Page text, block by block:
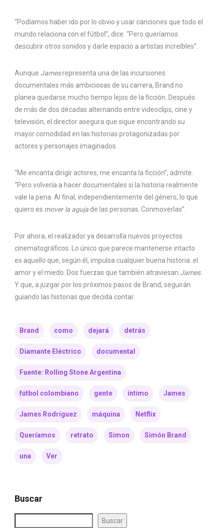
“Podíamos haber ido por lo obvio y usar canciones que todo el
mundo relaciona con el fútbol”, dice. “Pero queríamos
descubrir otros sonidos y darle espacio a artistas increíbles”.
Aunque Jamesrepresenta una de las incursiones
documentales más ambiciosas de su carrera, Brand no
planea quedarse mucho tiempo lejos de la ficción. Después
de más de dos décadas alternando entre videoclips, cine y
televisión, el director asegura que sigue encontrando su
mayor comodidad en las historias protagonizadas por
actores y personajes imaginados.
“Me encanta dirigir actores, me encanta la ficción”, admite.
“Pero volvería a hacer documentales si la historia realmente
vale la pena. Al final, independientemente del género, lo que
quiero es mover la aguja de las personas. Conmoverlas”.
Por ahora, el realizador ya desarrolla nuevos proyectos
cinematográficos. Lo único que parece mantenerse intacto
es aquello que, según él, impulsa cualquier buena historia: el
amor y el miedo. Dos fuerzas que también atraviesan James.
Y que, a juzgar por los próximos pasos de Brand, seguirán
guiando las historias que decida contar.
Brand como dejará detrás
Diamante Eléctrico documental
Fuente: Rolling Stone Argentina
fútbol colombiano gente íntimo James
James Rodríguez máquina Netflix
Queríamos retrato Simon Simón Brand
una Ver
Buscar
Buscar